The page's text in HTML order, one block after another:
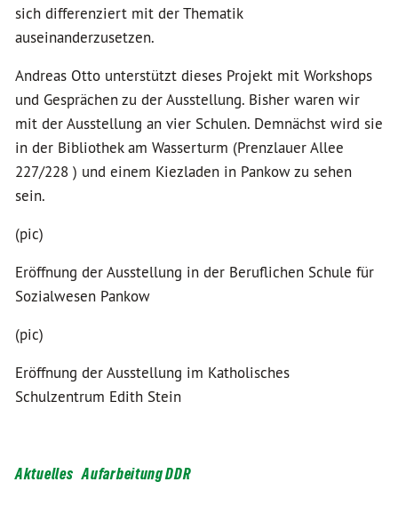
sich differenziert mit der Thematik
auseinanderzusetzen.
Andreas Otto unterstützt dieses Projekt mit Workshops
und Gesprächen zu der Ausstellung. Bisher waren wir
mit der Ausstellung an vier Schulen. Demnächst wird sie
in der Bibliothek am Wasserturm (Prenzlauer Allee
227/228 ) und einem Kiezladen in Pankow zu sehen
sein.
(pic)
Eröffnung der Ausstellung in der Beruflichen Schule für
Sozialwesen Pankow
(pic)
Eröffnung der Ausstellung im Katholisches
Schulzentrum Edith Stein
Aktuelles Aufarbeitung DDR